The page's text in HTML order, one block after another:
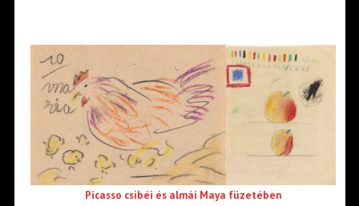
Picasso csibéi és almái Maya füzetében